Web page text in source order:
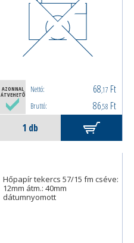
AZONNAL
ÁTVEHETŐ
Nettó: 68,17 Ft
Bruttó: 86,58 Ft
Hőpapír tekercs 57/15 fm cséve:
12mm átm.: 40mm
dátumnyomott